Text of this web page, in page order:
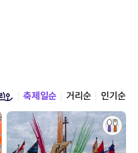
축제일순 거리순 인기순